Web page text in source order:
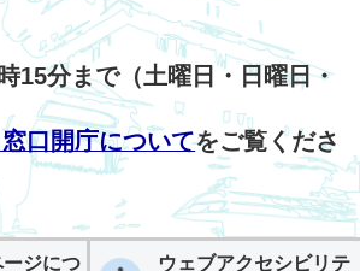
15分まで（土曜日・日曜日・
窓口開庁についてをご覧くださ
ジにつ ウェブアクセシビリテ